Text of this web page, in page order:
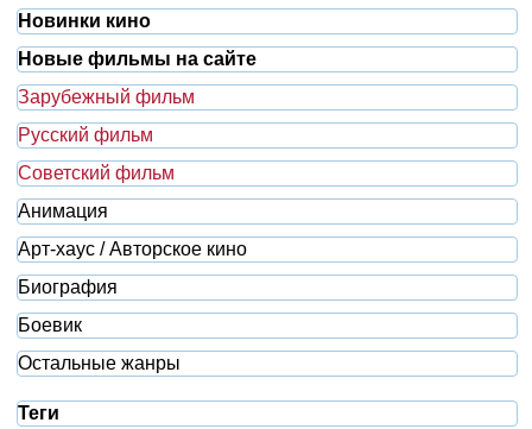
Новинки кино
Новые фильмы на сайте
Зарубежный фильм
Русский фильм
Советский фильм
Анимация
Арт-хаус / Авторское кино
Биография
Боевик
Остальные жанры
Теги